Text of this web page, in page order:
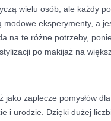
wielu osób, ale każdy
eksperymenty, a
na te różne potrzeby,
po makijaż na
jako zaplecze pomysłów
i urodzie. Dzięki dużej